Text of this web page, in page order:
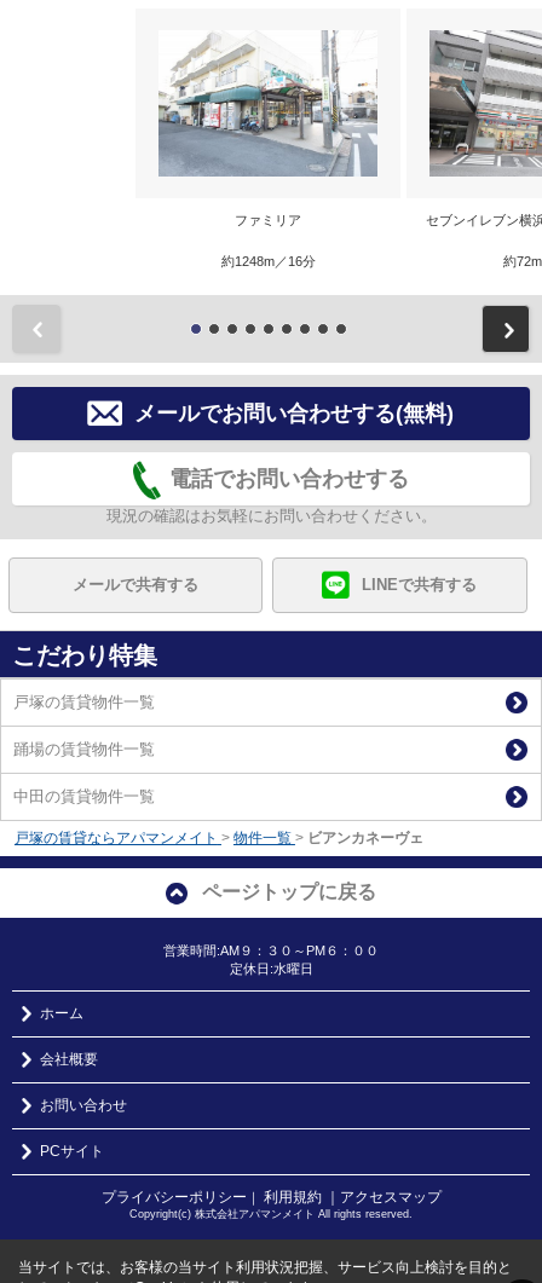
ファミリア
約1248m／16分
セブンイレブン横
約
メールでお問い合わせする(無料)
電話でお問い合わせする
現況の確認はお気軽にお問い合わせください。
メールで共有する LINEで共有する
こだわり特集
戸塚の賃貸物件一覧
踊場の賃貸物件一覧
中田の賃貸物件一覧
戸塚の賃貸ならアパマンメイト > 物件一覧 > ビアンカネーヴェ
ページトップに戻る
営業時間:AM９：３０～PM６：００
定休日:水曜日
ホーム
会社概要
お問い合わせ
PCサイト
プライバシーポリシー 利用規約 ｜アクセスマップ
Copyright(c) 株式会社アパマンメイト All rights reserved.
当サイトでは、お客様の当サイト利用状況把握、サービス向上検討を目的と